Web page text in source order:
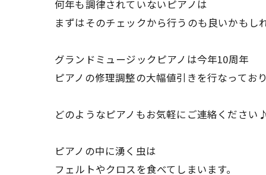
何年も調律されていないピアノは
まずはそのチェックから行うのも良いかもし
グランドミュージックピアノは今年10周年
ピアノの修理調整の大幅値引きを行なっており
どのようなピアノもお気軽にご連絡ください♪
ピアノの中に湧く虫は
フェルトやクロスを食べてしまいます。